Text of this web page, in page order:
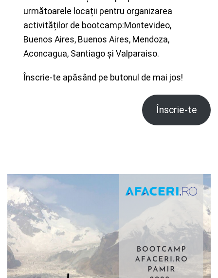
următoarele locații pentru organizarea
activităților de bootcamp:Montevideo,
Buenos Aires, Buenos Aires, Mendoza,
Aconcagua, Santiago și Valparaiso.
Înscrie-te apăsând pe butonul de mai jos!
Înscrie-te